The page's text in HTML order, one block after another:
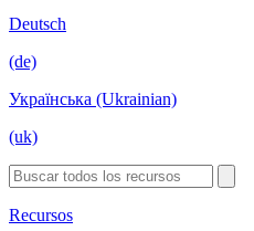
Deutsch
(de)
Українська (Ukrainian)
(uk)
Recursos